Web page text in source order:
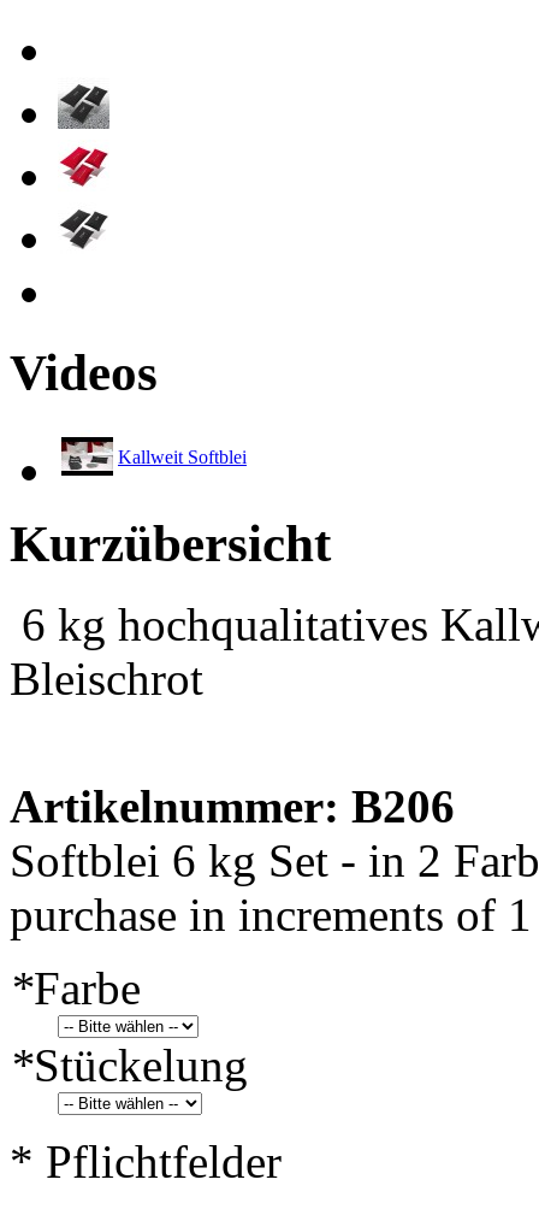
Videos
Kallweit Softblei
Kurzübersicht
6 kg hochqualitatives
Bleischrot
Artikelnummer: B206
Softblei 6 kg Set - in 2
purchase in increments of 1
*Farbe
*Stückelung
* Pflichtfelder